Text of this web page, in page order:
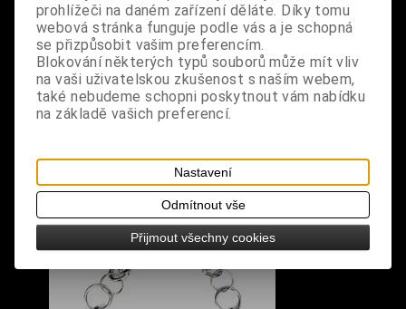
prohlížeči na daném zařízení děláte. Díky tomu
webová stránka funguje podle vás a je schopná
se přizpůsobit vašim preferencím.
Blokování některých typů souborů může mít vliv
na vaši uživatelskou zkušenost s naším webem,
také nebudeme schopni poskytnout vám nabídku
na základě vašich preferencí.
Nastavení
Odmítnout vše
Přijmout všechny cookies